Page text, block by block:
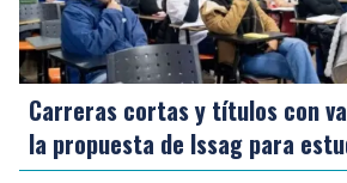
Carreras cortas y títulos con
la propuesta de Issag para